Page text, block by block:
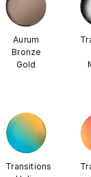
Aurum
Bronze
Gold
Transitions